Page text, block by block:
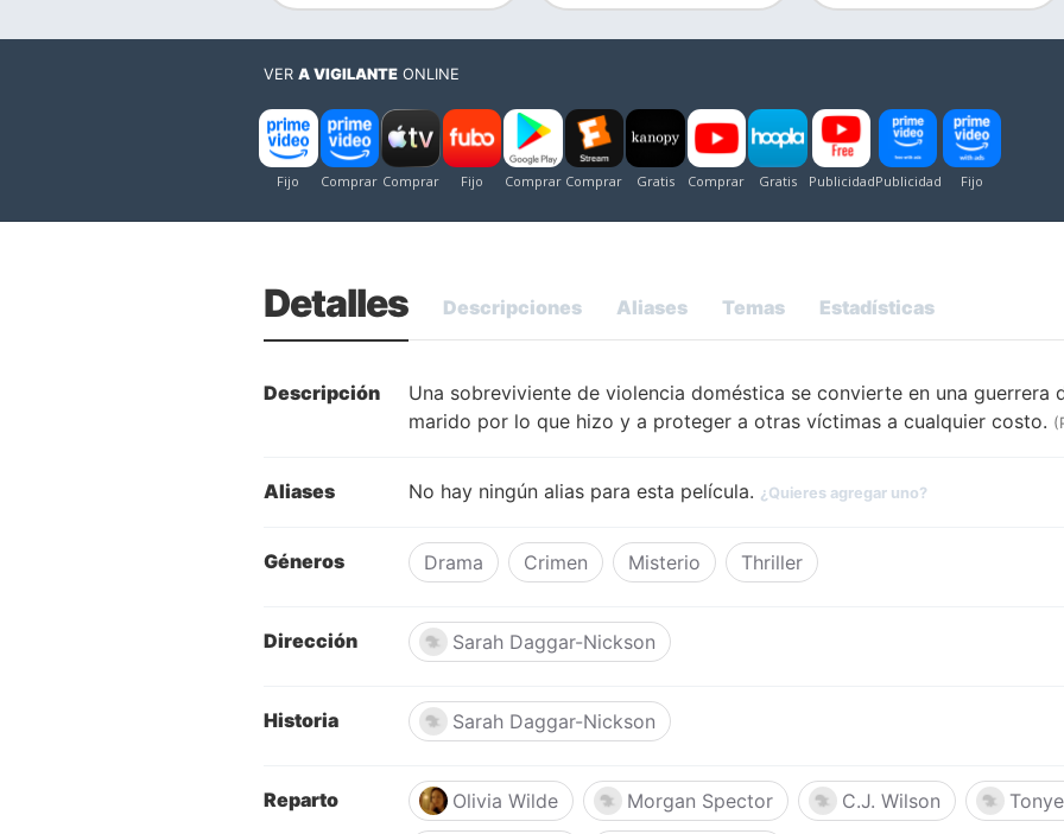
VER A VIGILANTE ONLINE
Detalles Descripciones Aliases Temas Estadísticas
Descripción
Una sobreviviente de violencia doméstica se convierte en una guerrera
marido por lo que hizo y a proteger a otras víctimas a cualquier costo.
Aliases No hay ningún alias para esta película. ¿Quieres agregar uno?
Géneros Drama Crimen Misterio Thriller
Dirección Sarah Daggar-Nickson
Historia Sarah Daggar-Nickson
Reparto Olivia Wilde Morgan Spector C.J. Wilson